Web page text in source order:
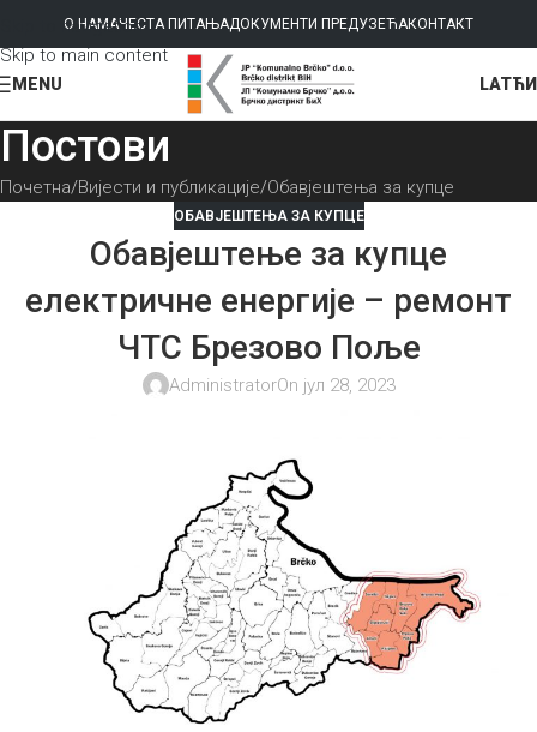
Skip to navigation
Skip to main content
О НАМАЧЕСТА ПИТАЊАДОКУМЕНТИ ПРЕДУЗЕЋАКОНТАКТ
MENU LAT
Постови
Почетна Вијести и публикације Обавјештења за купце
ОБАВЈЕШТЕЊА ЗА КУПЦЕ
Обавјештење за купце
електричне енергије – ремонт
ЧТС Брезово Поље
AdministratorOn јул 28, 2023